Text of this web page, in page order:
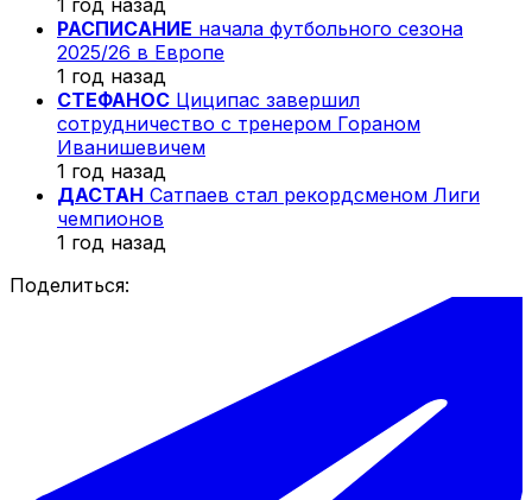
РАСПИСАНИЕ начала футбольного сезона
2025/26 в Европе
1 год назад
СТЕФАНОС Циципас завершил
сотрудничество с тренером Гораном
Иванишевичем
1 год назад
ДАСТАН Сатпаев стал рекордсменом Лиги
чемпионов
1 год назад
Поделиться: